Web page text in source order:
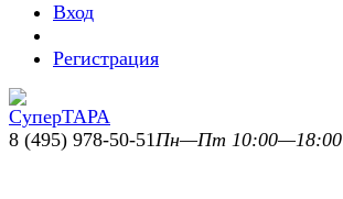
Вход
Регистрация
8 (495) 978-50-51Пн—Пт 10:00—18:00